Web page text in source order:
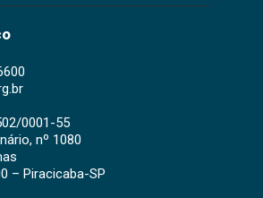
0001-55
nº 1080
– Piracicaba-SP